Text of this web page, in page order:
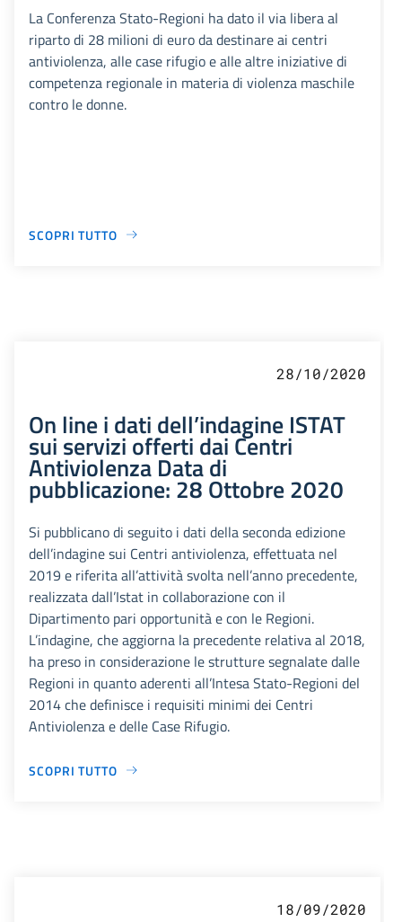
La Conferenza Stato-Regioni ha dato il via libera al
riparto di 28 milioni di euro da destinare ai centri
antiviolenza, alle case rifugio e alle altre iniziative di
competenza regionale in materia di violenza maschile
contro le donne.
SCOPRI TUTTO
28/10/2020
On line i dati dell’indagine ISTAT
sui servizi offerti dai Centri
Antiviolenza Data di
pubblicazione: 28 Ottobre 2020
Si pubblicano di seguito i dati della seconda edizione
dell’indagine sui Centri antiviolenza, effettuata nel
2019 e riferita all’attività svolta nell’anno precedente,
realizzata dall’Istat in collaborazione con il
Dipartimento pari opportunità e con le Regioni.
L’indagine, che aggiorna la precedente relativa al 2018,
ha preso in considerazione le strutture segnalate dalle
Regioni in quanto aderenti all’Intesa Stato-Regioni del
2014 che definisce i requisiti minimi dei Centri
Antiviolenza e delle Case Rifugio.
SCOPRI TUTTO
18/09/2020